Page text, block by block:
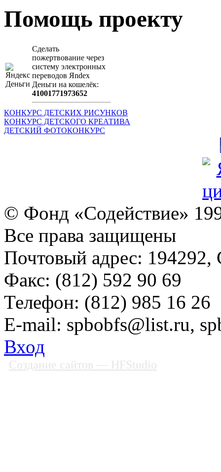
Помощь проекту
Сделать
пожертвование через
систeму элeктронных
пeрeводов Яndex
Деньги на кошeлёк:
41001771973652
КОНКУРС ДЕТСКИХ РИСУНКОВ
КОНКУРС ДЕТСКОГО КРЕАТИВА
ДЕТСКИЙ ФОТОКОНКУРС
© Фонд «Содействие»
Все права защищены
Почтовый адрес: 194292,
Факс: (812) 592 90 69
Телефон: (812) 985 16 26
E-mail: spbobfs@list.ru,
Вход
Создание сайтов — HFStudio